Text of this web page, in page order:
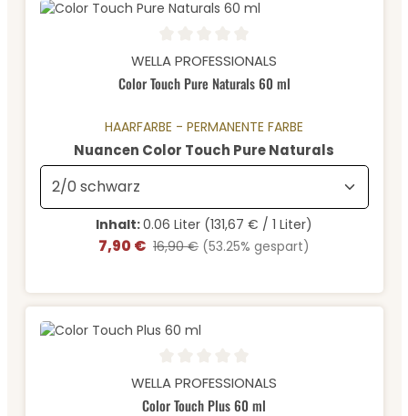
Durchschnittliche Bewertung von 0 von 5 Sternen
WELLA PROFESSIONALS
Color Touch Pure Naturals 60 ml
HAARFARBE - PERMANENTE FARBE
Nuancen Color Touch Pure Naturals
Inhalt:0.06 Liter (131,67 € / 1 Liter)
Verkaufspreis:
7,90 € Regulärer Preis:
16,90 € (53.25% gespart)
Durchschnittliche Bewertung von 0 von 5 Sternen
WELLA PROFESSIONALS
Color Touch Plus 60 ml